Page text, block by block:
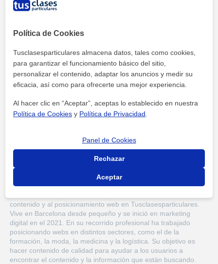
a un ritmo que el alumno asimile, y por consiguiente,
las matemáticas, para luego entender los procesos
Escrito por
Arnau Fernandez
Content Strategist
contenido y al posicionamiento web en Tusclasesparticulares.
Vive en Barcelona desde pequeño y se inició en marketing
digital en el 2021. En su recorrido profesional ha trabajado
posicionando webs en distintos sectores, como el de la
formación, la moda, la medicina y la logística. Su objetivo es
hacer contenido de calidad para ayudar a los usuarios a
encontrar el contenido y la información que están buscando.
Política de Cookies
Tusclasesparticulares almacena datos, tales como cookies,
para garantizar el funcionamiento básico del sitio,
personalizar el contenido, adaptar los anuncios y medir su
eficacia, así como para ofrecerte una mejor experiencia.
Al hacer clic en “Aceptar”, aceptas lo establecido en nuestra
Política de Cookies y Política de Privacidad
Panel de Cookies
Rechazar
Aceptar